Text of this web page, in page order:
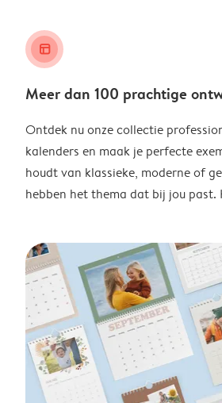
layout_alt
Meer dan 100 prachtige
Ontdek nu onze collectie
kalenders en maak je perfecte
houdt van klassieke, moderne of
hebben het thema dat bij jou past.